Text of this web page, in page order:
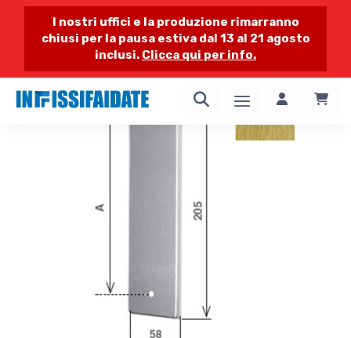
I nostri uffici e la produzione rimarranno
chiusi per la pausa estiva dal 13 al 21 agosto
inclusi. Clicca qui per info.